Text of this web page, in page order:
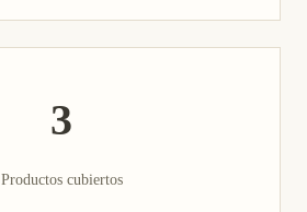
3
Productos cubiertos